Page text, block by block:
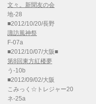
文々。新聞友の会
地-28
■2012/10/20/長野
諏訪風神祭
F-07a
■2012/10/07/大阪■
第8回東方紅楼夢
う-10b
■2012/09/02/大阪
こみっく☆トレジャー20
ネ-25a